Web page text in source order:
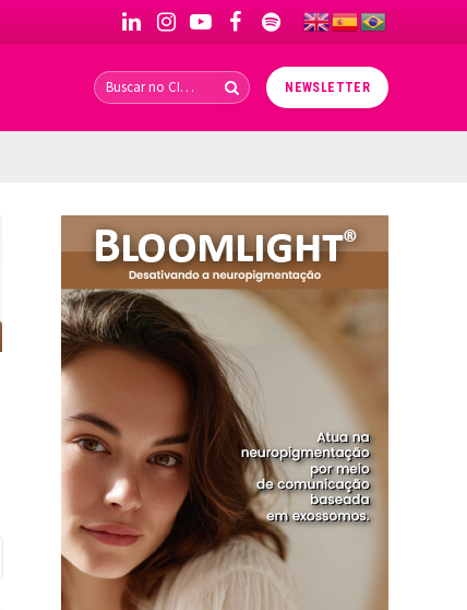
LinkedInInstagramYouTubeFacebookSpotify
NEWSLETTER